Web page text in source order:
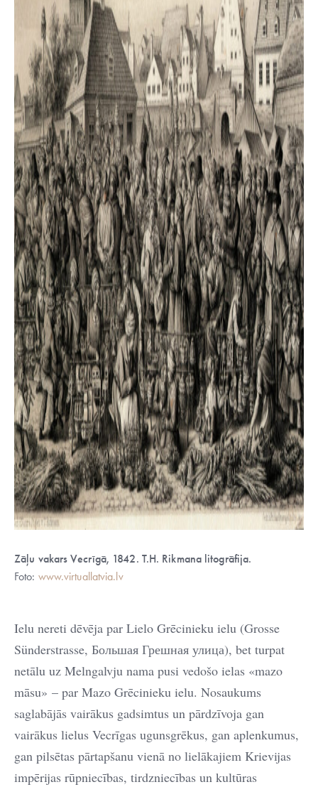
Zāļu vakars Vecrīgā, 1842. T.H. Rikmana litogrāfija.
Foto: www.virtuallatvia.lv
Ielu nereti dēvēja par Lielo Grēcinieku ielu (Grosse
Sünderstrasse, Большая Грешная улица), bet turpat
netālu uz Melngalvju nama pusi vedošo ielas «mazo
māsu» – par Mazo Grēcinieku ielu. Nosaukums
saglabājās vairākus gadsimtus un pārdzīvoja gan
vairākus lielus Vecrīgas ugunsgrēkus, gan aplenkumus,
gan pilsētas pārtapšanu vienā no lielākajiem Krievijas
impērijas rūpniecības, tirdzniecības un kultūras